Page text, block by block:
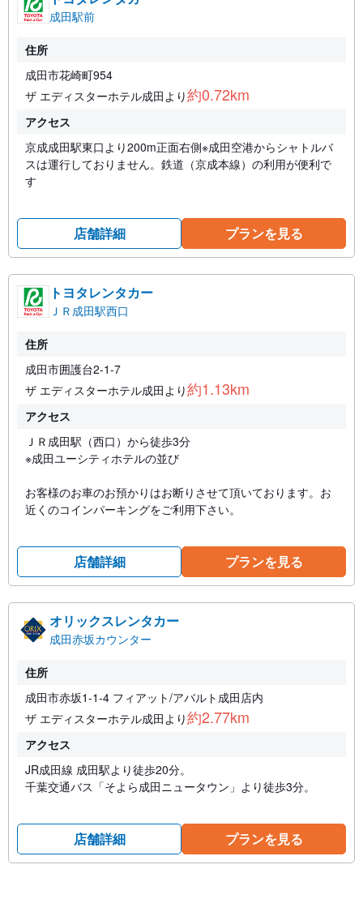
成田駅前
住所
成田市花崎町954
ザ エディスターホテル成田より約0.72km
アクセス
京成成田駅東口より200m正面右側※成田空港からシャトルバ
スは運行しておりません。鉄道（京成本線）の利用が便利で
す
店舗詳細 プランを見る
トヨタレンタカー
ＪＲ成田駅西口
住所
成田市囲護台2-1-7
ザ エディスターホテル成田より約1.13km
アクセス
ＪＲ成田駅（西口）から徒歩3分
※成田ユーシティホテルの並び
お客様のお車のお預かりはお断りさせて頂いております。お
近くのコインパーキングをご利用下さい。
店舗詳細 プランを見る
オリックスレンタカー
成田赤坂カウンター
住所
成田市赤坂1-1-4 フィアット/アバルト成田店内
ザ エディスターホテル成田より約2.77km
アクセス
JR成田線 成田駅より徒歩20分。
千葉交通バス「そよら成田ニュータウン」より徒歩3分。
店舗詳細 プランを見る